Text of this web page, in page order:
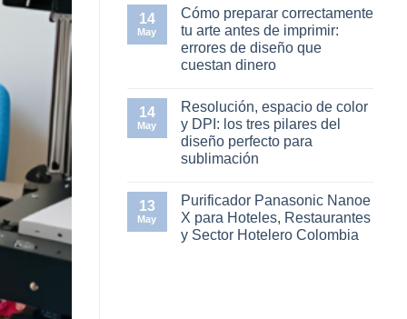
en
la
termofijadora:
la
trilogía
del
sublimado
comentarios
en
Cómo
elegir
los
colores
sublimación:
expectativa
vs.
resultado
real
14
May
Cómo preparar correctamente
tu arte antes de imprimir:
errores de diseño que
cuestan dinero
comentarios
Cómo
preparar
correctamente
tu
de
imprimir:
errores
de
14
May
Resolución, espacio de color
y DPI: los tres pilares del
diseño perfecto para
sublimación
comentarios
en
Resolución,
espacio
13
May
Purificador Panasonic Nanoe
X para Hoteles, Restaurantes
y Sector Hotelero Colombia